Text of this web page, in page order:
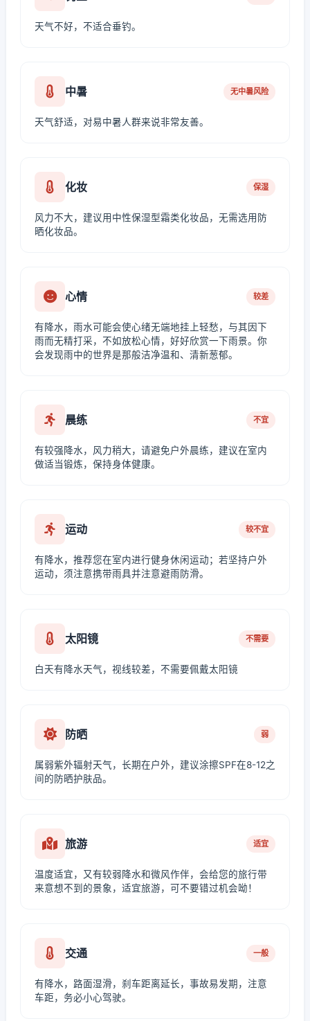
天气不好，不适合垂钓。
中暑 无中暑风险
天气舒适，对易中暑人群来说非常友善。
化妆 保湿
风力不大，建议用中性保湿型霜类化妆品，无需选用防
晒化妆品。
心情 较差
有降水，雨水可能会使心绪无端地挂上轻愁，与其因下
雨而无精打采，不如放松心情，好好欣赏一下雨景。你
会发现雨中的世界是那般洁净温和、清新葱郁。
晨练 不宜
有较强降水，风力稍大，请避免户外晨练，建议在室内
做适当锻炼，保持身体健康。
运动 较不宜
有降水，推荐您在室内进行健身休闲运动；若坚持户外
运动，须注意携带雨具并注意避雨防滑。
太阳镜 不需要
白天有降水天气，视线较差，不需要佩戴太阳镜
防晒 弱
属弱紫外辐射天气，长期在户外，建议涂擦SPF在8-12之
间的防晒护肤品。
旅游 适宜
温度适宜，又有较弱降水和微风作伴，会给您的旅行带
来意想不到的景象，适宜旅游，可不要错过机会呦！
交通 一般
有降水，路面湿滑，刹车距离延长，事故易发期，注意
车距，务必小心驾驶。